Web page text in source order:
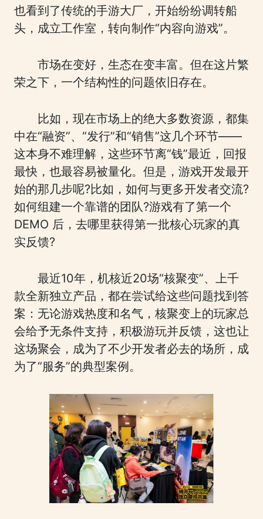
也看到了传统的手游大厂，开始纷纷调转船
头，成立工作室，转向制作“内容向游戏”。
市场在变好，生态在变丰富。但在这片繁
荣之下，一个结构性的问题依旧存在。
比如，现在市场上的绝大多数资源，都集
中在“融资”、“发行”和“销售”这几个环节——
这本身不难理解，这些环节离“钱”最近，回报
最快，也最容易被量化。但是，游戏开发最开
始的那几步呢?比如，如何与更多开发者交流?
如何组建一个靠谱的团队?游戏有了第一个
DEMO 后，去哪里获得第一批核心玩家的真
实反馈?
最近10年，机核近20场“核聚变”、上千
款全新独立产品，都在尝试给这些问题找到答
案：无论游戏热度和名气，核聚变上的玩家总
会给予无条件支持，积极游玩并反馈，这也让
这场聚会，成为了不少开发者必去的场所，成
为了“服务”的典型案例。